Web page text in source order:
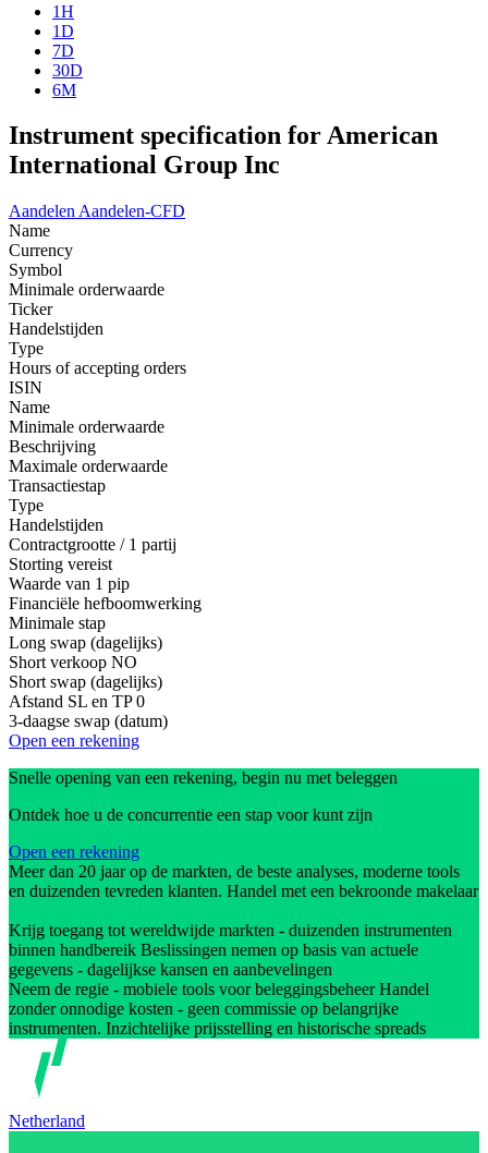
1H
1D
7D
30D
6M
Instrument specification for American
International Group Inc
Aandelen Aandelen-CFD
Name
Currency
Symbol
Minimale orderwaarde
Ticker
Handelstijden
Type
Hours of accepting orders
ISIN
Name
Minimale orderwaarde
Beschrijving
Maximale orderwaarde
Transactiestap
Type
Handelstijden
Contractgrootte / 1 partij
Storting vereist
Waarde van 1 pip
Financiële hefboomwerking
Minimale stap
Long swap (dagelijks)
Short verkoop NO
Short swap (dagelijks)
Afstand SL en TP 0
3-daagse swap (datum)
Open een rekening
Snelle opening van een rekening, begin nu met beleggen
Ontdek hoe u de concurrentie een stap voor kunt zijn
Open een rekening
Meer dan 20 jaar op de markten, de beste analyses, moderne tools
en duizenden tevreden klanten. Handel met een bekroonde makelaar
Krijg toegang tot wereldwijde markten - duizenden instrumenten
binnen handbereik Beslissingen nemen op basis van actuele
gegevens - dagelijkse kansen en aanbevelingen
Neem de regie - mobiele tools voor beleggingsbeheer Handel
zonder onnodige kosten - geen commissie op belangrijke
instrumenten. Inzichtelijke prijsstelling en historische spreads
Netherland